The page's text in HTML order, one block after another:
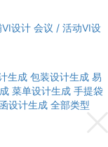
设计 会议 / 活动VI设
生成 包装设计生成 易
菜单设计生成 手提袋
设计生成 全部类型